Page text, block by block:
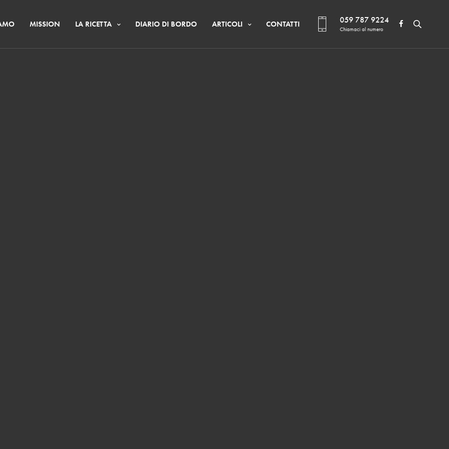
MISSION LA RICETTA DIARIO DI BORDO ARTICOLI CONTATTI 059 787 9224
Chiamaci al numero